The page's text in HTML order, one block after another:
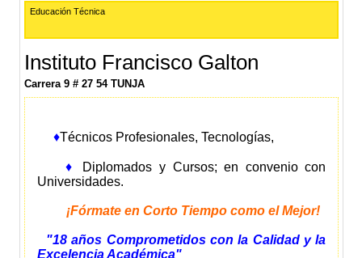
Educación Técnica
Instituto Francisco Galton
Carrera 9 # 27 54 TUNJA
♦Técnicos Profesionales, Tecnologías,
♦
Diplomados y Cursos; en convenio con
Universidades.
¡Fórmate en Corto Tiempo como el Mejor!
"18 años Comprometidos con la Calidad y la
Excelencia Académica"